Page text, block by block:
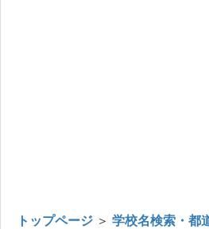
トップページ ＞ 学校名検索・都